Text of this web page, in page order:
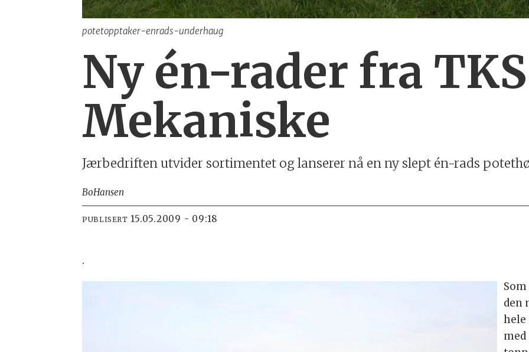
potetopptaker-enrads-underhaug
Ny én-rader fra TKS
Mekaniske
Jærbedriften utvider sortimentet og lanserer nå en ny slept én-rads
BoHansen
PUBLISERT 15.05.2009 - 09:18
.
den
hele